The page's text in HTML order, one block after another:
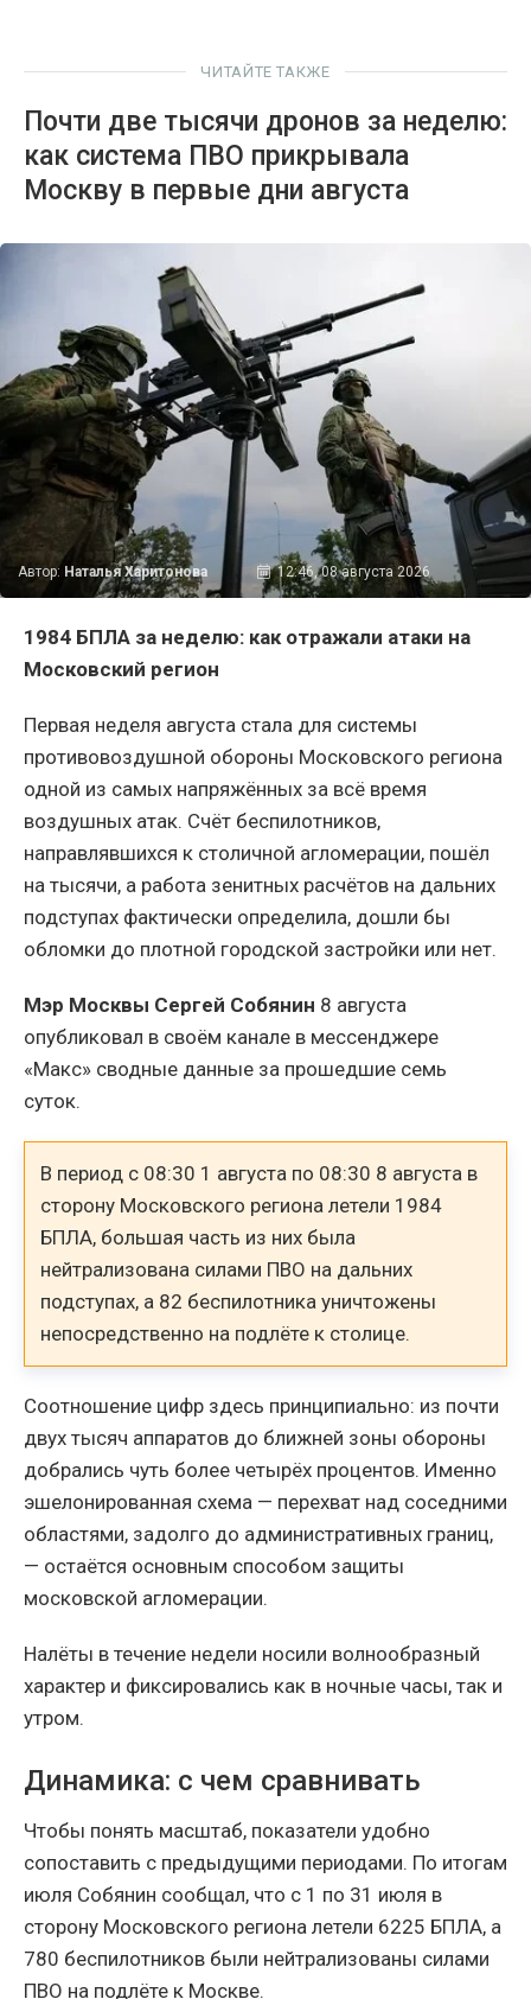
ЧИТАЙТЕ ТАКЖЕ
Почти две тысячи дронов за неделю:
как система ПВО прикрывала
Москву в первые дни августа
Автор: Наталья Харитонова 12:46, 08 августа 2026
1984 БПЛА за неделю: как отражали атаки на
Московский регион
Первая неделя августа стала для системы
противовоздушной обороны Московского региона
одной из самых напряжённых за всё время
воздушных атак. Счёт беспилотников,
направлявшихся к столичной агломерации, пошёл
на тысячи, а работа зенитных расчётов на дальних
подступах фактически определила, дошли бы
обломки до плотной городской застройки или нет.
Мэр Москвы Сергей Собянин 8 августа
опубликовал в своём канале в мессенджере
«Макс» сводные данные за прошедшие семь
суток.
В период с 08:30 1 августа по 08:30 8 августа в
сторону Московского региона летели 1984
БПЛА, большая часть из них была
нейтрализована силами ПВО на дальних
подступах, а 82 беспилотника уничтожены
непосредственно на подлёте к столице.
Соотношение цифр здесь принципиально: из почти
двух тысяч аппаратов до ближней зоны обороны
добрались чуть более четырёх процентов. Именно
эшелонированная схема — перехват над соседними
областями, задолго до административных границ,
— остаётся основным способом защиты
московской агломерации.
Налёты в течение недели носили волнообразный
характер и фиксировались как в ночные часы, так и
утром.
Динамика: с чем сравнивать
Чтобы понять масштаб, показатели удобно
сопоставить с предыдущими периодами. По итогам
июля Собянин сообщал, что с 1 по 31 июля в
сторону Московского региона летели 6225 БПЛА, а
780 беспилотников были нейтрализованы силами
ПВО на подлёте к Москве.